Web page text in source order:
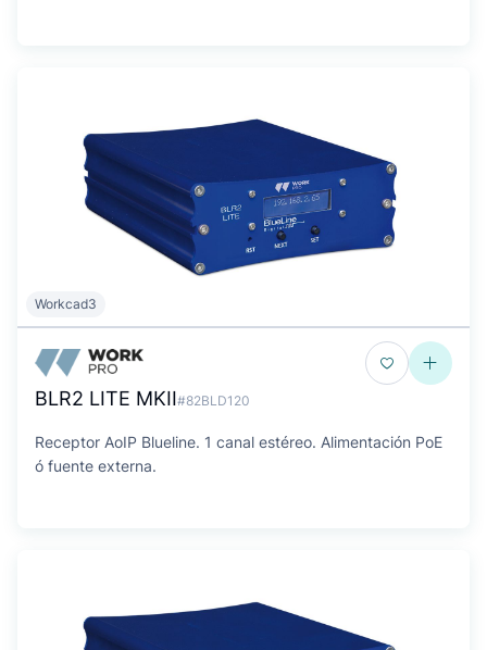
Workcad3
BLR2 LITE MKII#82BLD120
Receptor AoIP Blueline. 1 canal estéreo. Alimentación PoE
ó fuente externa.